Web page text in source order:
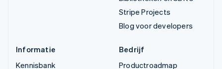
Stripe Projects
Blog voor developers
Informatie
Kennisbank
Bedrijf
Productroadmap